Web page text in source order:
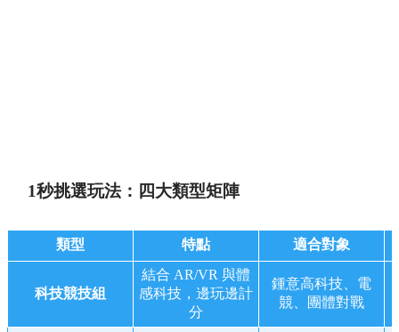
1秒挑選玩法：四大類型矩陣
類型 特點 適合對象
科技競技組
結合 AR/VR 與體
感科技，邊玩邊計
分
鍾意高科技、電
競、團體對戰